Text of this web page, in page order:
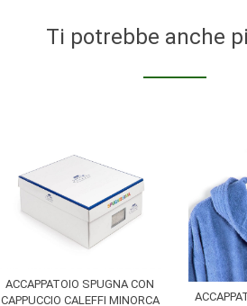
Ti potrebbe anche
ACCAPPATOIO SPUGNA CON
CAPPUCCIO CALEFFI MINORCA